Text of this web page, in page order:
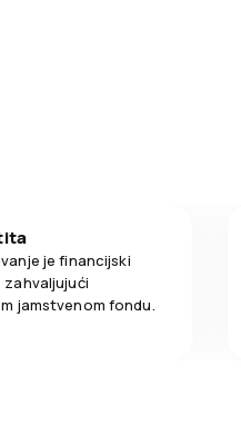
je financijski
jamstvenom fondu.